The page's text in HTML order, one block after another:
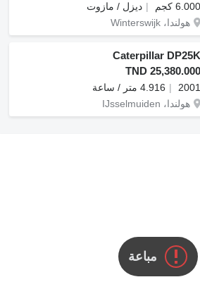
6.000 كجم
ديزل / مازوت
هولندا، Winterswijk
Caterpillar DP25K
TND 25,380.000
2001
4.916 متر / ساعة
هولندا، IJsselmuiden
مباعة